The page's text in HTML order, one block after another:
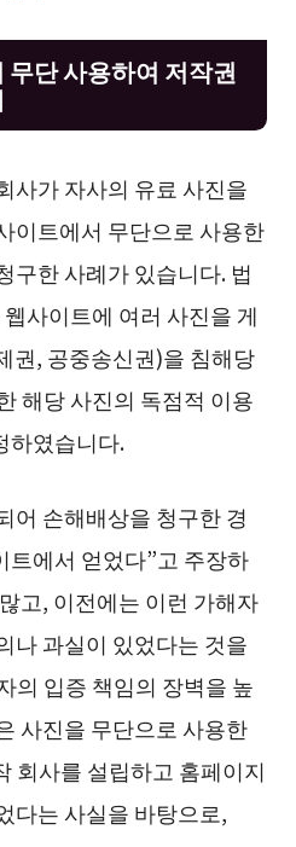
단 사용하여 저작권
사가 자사의 유료 사진을
이트에서 무단으로 사용한
구한 사례가 있습니다. 법
사이트에 여러 사진을 게
권, 공중송신권)을 침해당
해당 사진의 독점적 이용
하였습니다.
어 손해배상을 청구한 경
트에서 얻었다”고 주장하
고, 이전에는 이런 가해자
나 과실이 있었다는 것을
의 입증 책임의 장벽을 높
사진을 무단으로 사용한
회사를 설립하고 홈페이지
다는 사실을 바탕으로,